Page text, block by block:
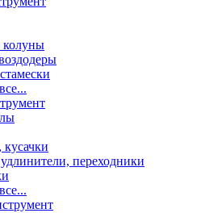
кусачки
переходники